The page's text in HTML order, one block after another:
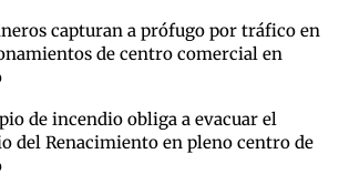
capturan a prófugo por tráfico en
de centro comercial en
de incendio obliga a evacuar el
del Renacimiento en pleno centro de